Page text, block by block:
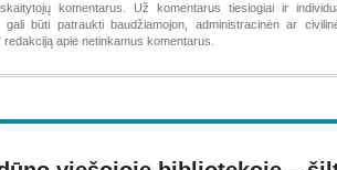
komentarus. Už komentarus tiesiogiai ir
būti patraukti baudžiamojon, administracinėn ar
redakciją apie netinkamus komentarus.